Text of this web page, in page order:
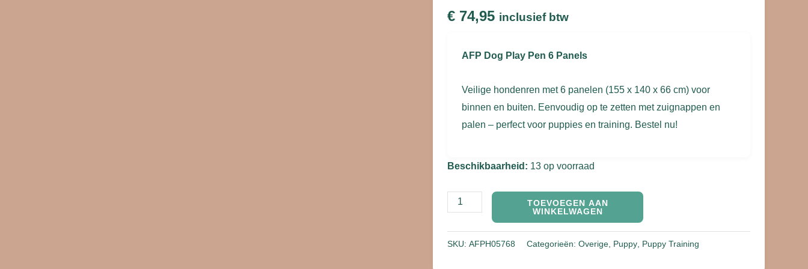
€ 74,95 inclusief btw
AFP Dog Play Pen 6 Panels
Veilige hondenren met 6 panelen (155 x 140 x 66 cm) voor
binnen en buiten. Eenvoudig op te zetten met zuignappen en
palen – perfect voor puppies en training. Bestel nu!
Beschikbaarheid: 13 op voorraad
TOEVOEGEN AAN
WINKELWAGEN
SKU: AFPH05768 Categorieën: Overige Puppy Puppy Training